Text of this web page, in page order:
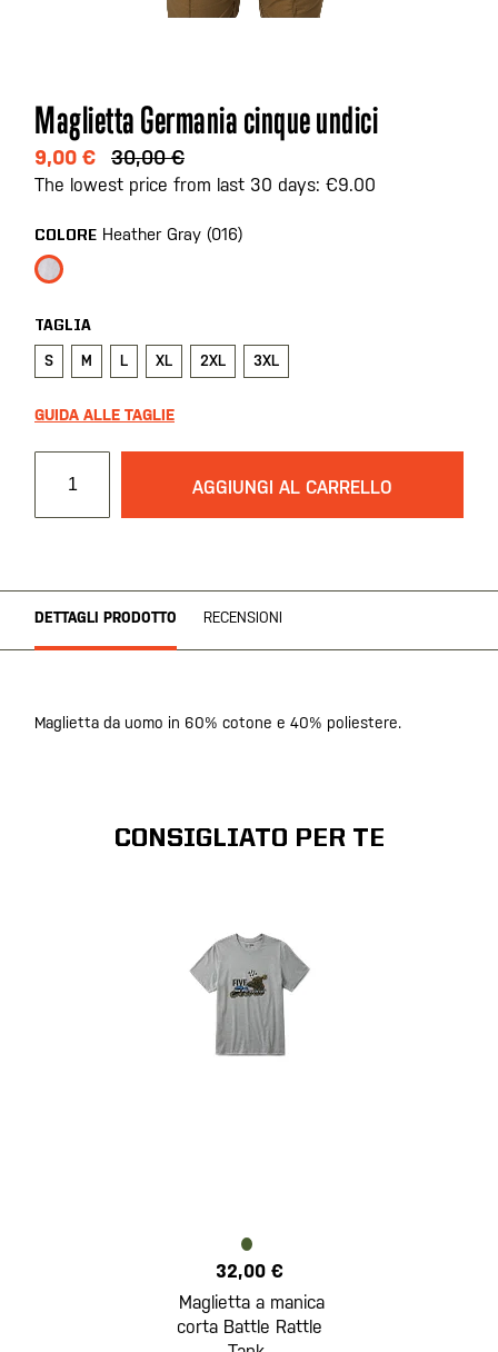
Vai
all'inizio
della
galleria
immagini
Maglietta Germania cinque undici
9,00 € 30,00 €
The lowest price from last 30 days: €9.00
COLORE Heather Gray (016)
TAGLIA
S M L XL 2XL 3XL
GUIDA ALLE TAGLIE
AGGIUNGI AL CARRELLO
DETTAGLI PRODOTTO RECENSIONI
Maglietta da uomo in 60% cotone e 40% poliestere.
CONSIGLIATO PER TE
32,00 €
Maglietta a manica
corta Battle Rattle